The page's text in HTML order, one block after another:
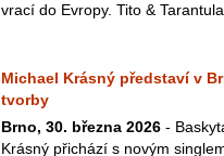
vrací do Evropy. Tito &
Michael Krásný představí v
tvorby
Brno, 30. března 2026 -
Krásný přichází s novým